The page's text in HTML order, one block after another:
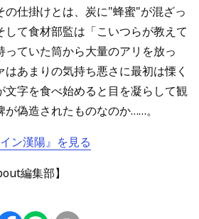
の仕掛けとは、炭に"蜂蜜"が混ざっ
て食材部監は「こいつらが教えて
っていた筒から大量のアリを放っ
あまりの気持ち悪さに最初は慄く
文字を食べ始めると目を凝らして観
偽造されたものなのか……。
ン漢陽』を見る
編集部】